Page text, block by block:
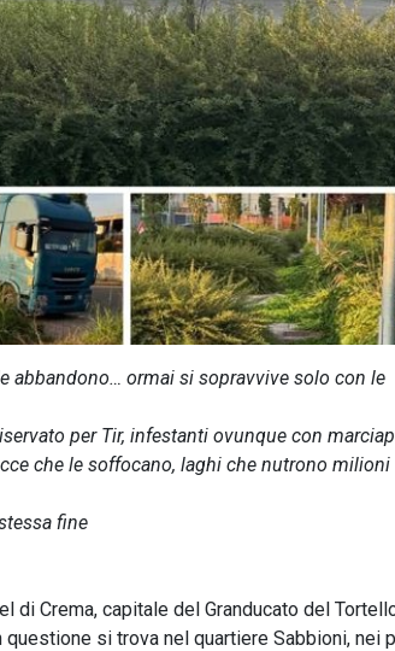
abbandono… ormai si sopravvive solo con le
per Tir, infestanti ovunque con
che le soffocano, laghi che nutrono milioni
fine
Crema, capitale del Granducato del
si trova nel quartiere Sabbioni, nei